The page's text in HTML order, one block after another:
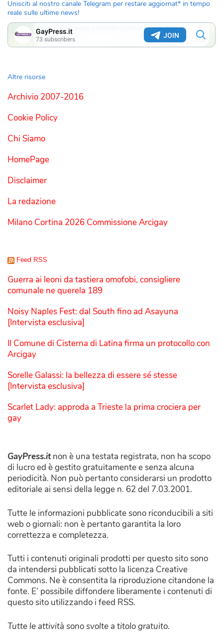
Unisciti al nostro canale Telegram per restare aggiornat* in tempo
reale sulle ultime news!
Altre risorse
Archivio 2007-2016
Cookie Policy
Chi Siamo
HomePage
Disclaimer
La redazione
Milano Cortina 2026 Commissione Arcigay
Feed RSS
Guerra ai leoni da tastiera omofobi, consigliere
comunale ne querela 189
Noisy Naples Fest: dal South fino ad Asayuna
[Intervista esclusiva]
Il Comune di Cisterna di Latina firma un protocollo con
Arcigay
Sorelle Galassi: la bellezza di essere sé stesse
[Intervista esclusiva]
Scarlet Lady: approda a Trieste la prima crociera per
gay
GayPress.itnon è una testata registrata, non ha scopo
di lucro ed è gestito gratuitamente e senza alcuna
periodicità. Non può pertanto considerarsi un prodotto
editoriale ai sensi della legge n. 62 del 7.03.2001.
Tutte le informazioni pubblicate sono riconducibili a siti
web o giornali: non è pertanto garantita la loro
correttezza e completezza.
Tutti i contenuti originali prodotti per questo sito sono
da intendersi pubblicati sotto la licenza Creative
Commons. Ne è consentita la riproduzione citandone la
fonte. E’ possibile diffondere liberamente i contenuti di
questo sito utilizzando i feed RSS.
Tutte le attività sono svolte a titolo gratuito.